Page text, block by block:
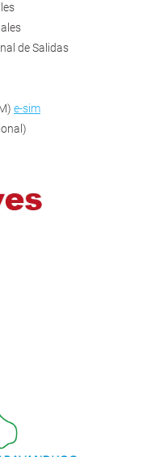
de Salidas
e-sim